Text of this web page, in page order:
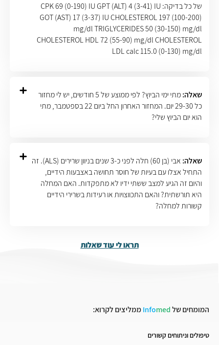
של כל בדיקה: CPK 69 (0-190) IU GPT (ALT) 4 (3-41) IU
GOT (AST) 17 (3-37) IU CHOLESTEROL 197 (100-200)
mg/dl TRIGLYCERIDES 50 (30-150) mg/dl
CHOLESTEROL HDL 72 (55-90) mg/dl CHOLESTEROL
LDL calc 115.0 (0-130) mg/dl
שאלה:
מתי ימי הביוץ? לפי ממוצע של 5 חודשים, יש לי מחזור
כל 29-30 יום. המחזור האחרון החל ביום 22 בספטמבר, מתי
הוא יום הביוץ שלי?
שאלה:
אבי (בן 60) חלה לפני כ-3 שנים בניוון שרירים (ALS). זה
התחיל אצלו עם בעיות של חוסר תחושה באצבעות הידיים,
והיום זה הגיע למצב ששתי ידיו לא מתפקדות. האם המחלה
היא תורשתית? והאם התכווצויות או רעידות בשרירי הידיים
קשורות למחלה?
תראו לי עוד שאלות
המומחים של Infomed ממליצים לקרוא:
טיפולים וניתוחים קשורים